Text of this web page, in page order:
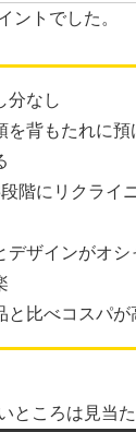
ントでした。
分なし
を背もたれに
段階にリクライ
デザインがオシ
と比べコスパが
ところは見当た